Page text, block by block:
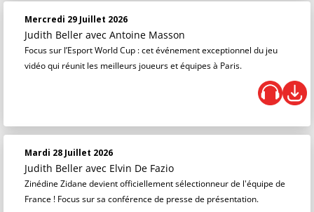
Mercredi 29 Juillet 2026
Judith Beller avec Antoine Masson
Focus sur l’Esport World Cup : cet événement exceptionnel du jeu
vidéo qui réunit les meilleurs joueurs et équipes à Paris.
Mardi 28 Juillet 2026
Judith Beller avec Elvin De Fazio
Zinédine Zidane devient officiellement sélectionneur de l'équipe de
France ! Focus sur sa conférence de presse de présentation.